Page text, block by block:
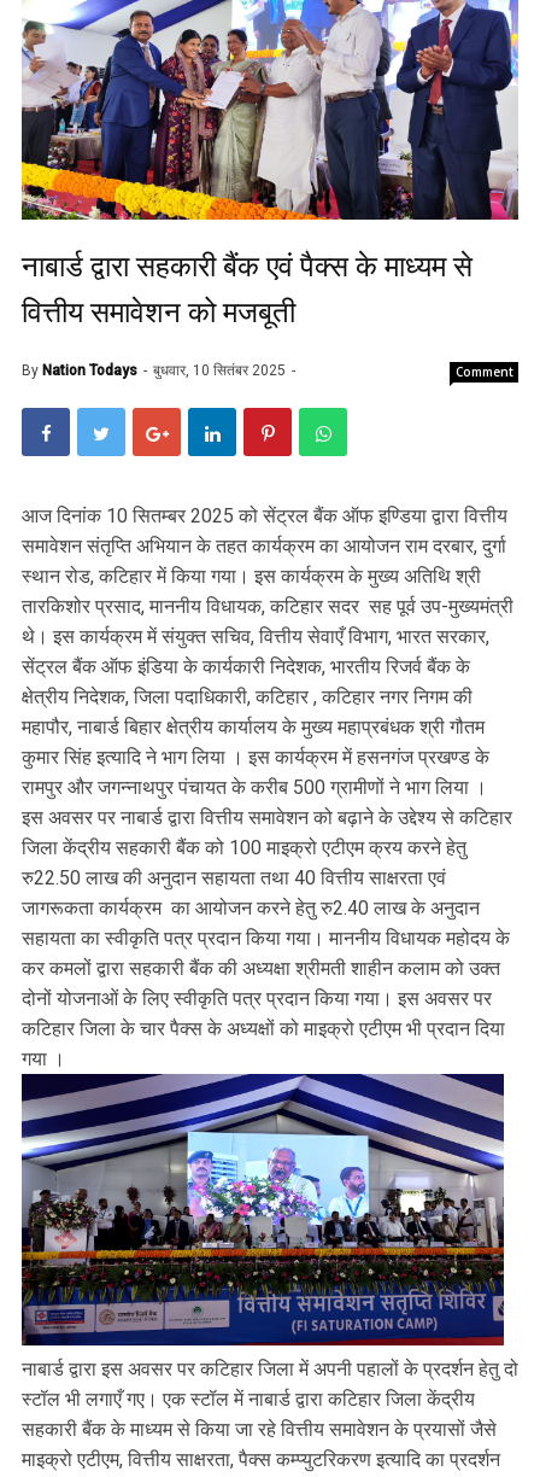
नाबार्ड द्वारा सहकारी बैंक एवं पैक्स के माध्यम से
वित्तीय समावेशन को मजबूती
By Nation Todays बुधवार, 10 सितंबर 2025 Comment
आज दिनांक 10 सितम्बर 2025 को सेंट्रल बैंक ऑफ इण्डिया द्वारा वित्तीय
समावेशन संतृप्ति अभियान के तहत कार्यक्रम का आयोजन राम दरबार, दुर्गा
स्थान रोड, कटिहार में किया गया। इस कार्यक्रम के मुख्य अतिथि श्री
तारकिशोर प्रसाद, माननीय विधायक, कटिहार सदर सह पूर्व उप-मुख्यमंत्री
थे। इस कार्यक्रम में संयुक्त सचिव, वित्तीय सेवाएँ विभाग, भारत सरकार,
सेंट्रल बैंक ऑफ इंडिया के कार्यकारी निदेशक, भारतीय रिजर्व बैंक के
क्षेत्रीय निदेशक, जिला पदाधिकारी, कटिहार , कटिहार नगर निगम की
महापौर, नाबार्ड बिहार क्षेत्रीय कार्यालय के मुख्य महाप्रबंधक श्री गौतम
कुमार सिंह इत्यादि ने भाग लिया । इस कार्यक्रम में हसनगंज प्रखण्ड के
रामपुर और जगन्नाथपुर पंचायत के करीब 500 ग्रामीणों ने भाग लिया ।
इस अवसर पर नाबार्ड द्वारा वित्तीय समावेशन को बढ़ाने के उद्देश्य से कटिहार
जिला केंद्रीय सहकारी बैंक को 100 माइक्रो एटीएम क्रय करने हेतु
रु22.50 लाख की अनुदान सहायता तथा 40 वित्तीय साक्षरता एवं
जागरूकता कार्यक्रम का आयोजन करने हेतु रु2.40 लाख के अनुदान
सहायता का स्वीकृति पत्र प्रदान किया गया। माननीय विधायक महोदय के
कर कमलों द्वारा सहकारी बैंक की अध्यक्षा श्रीमती शाहीन कलाम को उक्त
दोनों योजनाओं के लिए स्वीकृति पत्र प्रदान किया गया। इस अवसर पर
कटिहार जिला के चार पैक्स के अध्यक्षों को माइक्रो एटीएम भी प्रदान दिया
गया ।
नाबार्ड द्वारा इस अवसर पर कटिहार जिला में अपनी पहालों के प्रदर्शन हेतु दो
स्टॉल भी लगाएँ गए। एक स्टॉल में नाबार्ड द्वारा कटिहार जिला केंद्रीय
सहकारी बैंक के माध्यम से किया जा रहे वित्तीय समावेशन के प्रयासों जैसे
माइक्रो एटीएम, वित्तीय साक्षरता, पैक्स कम्प्युटरिकरण इत्यादि का प्रदर्शन